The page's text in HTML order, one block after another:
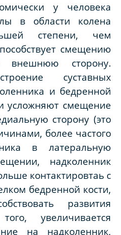
у человека
в области колена
степени, чем
смещению
внешнюю сторону.
суставных
и бедренной
усложняют смещение
сторону (это
более частого
в латеральную
надколенник
контактировтаь с
бедренной кости,
развития
увеличивается
на надколенник,